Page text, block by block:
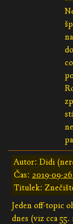
Autor: Didi
Čas: 2019-09-
Titulek:
Jeden off-topic
dnes (viz cca